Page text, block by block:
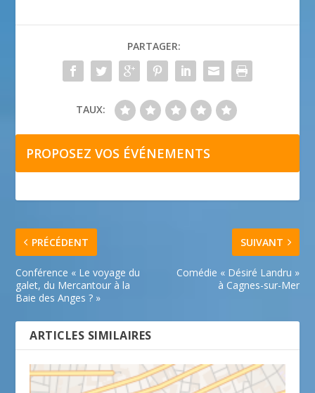
PARTAGER:
TAUX:
PROPOSEZ VOS ÉVÉNEMENTS
PRÉCÉDENT
Conférence « Le voyage du
galet, du Mercantour à la
Baie des Anges ? »
SUIVANT
Comédie « Désiré Landru »
à Cagnes-sur-Mer
ARTICLES SIMILAIRES